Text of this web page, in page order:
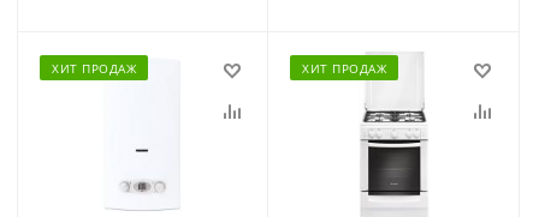
ХИТ ПРОДАЖ ХИТ ПРОДАЖ